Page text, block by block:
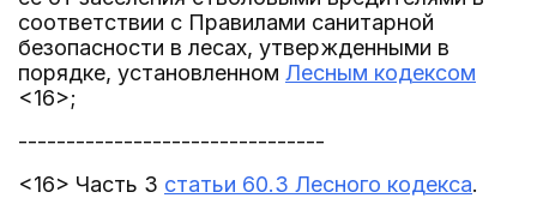
соответствии с Правилами санитарной
безопасности в лесах, утвержденными в
порядке, установленном Лесным кодексом
<16>;
--------------------------------
<16> Часть 3 статьи 60.3 Лесного кодекса.